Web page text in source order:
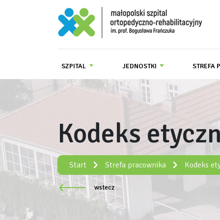
Małopolski Szpital Ortopedyczno-
SZPITAL JEDNOSTKI STREFA
Kodeks
Start Strefa pracownika Kodeks
wstecz